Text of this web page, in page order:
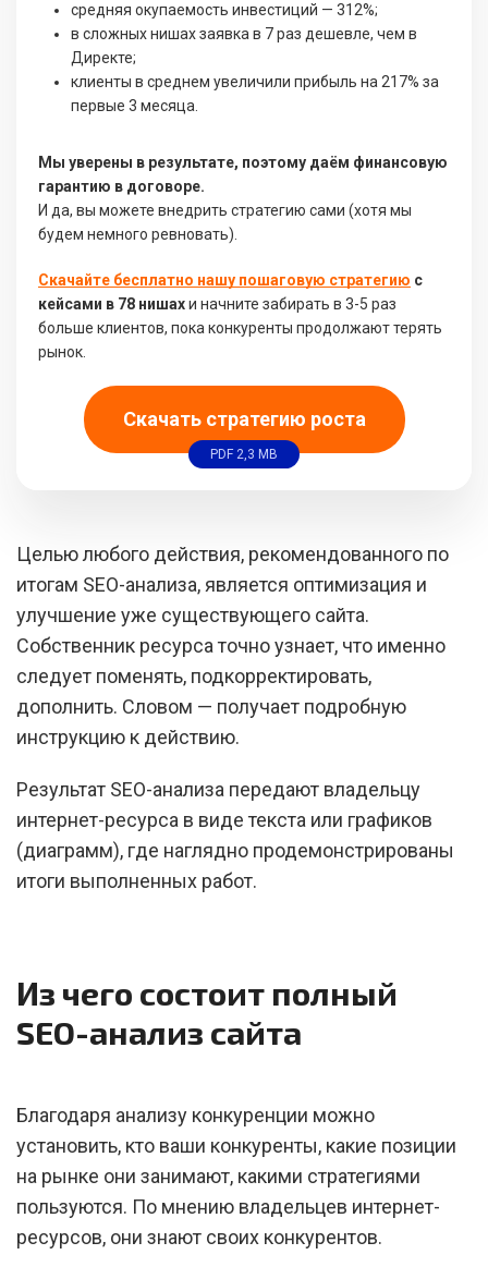
средняя окупаемость инвестиций — 312%;
в сложных нишах заявка в 7 раз дешевле, чем в
Директе;
клиенты в среднем увеличили прибыль на 217% за
первые 3 месяца.
Мы уверены в результате, поэтому даём финансовую
гарантию в договоре.
И да, вы можете внедрить стратегию сами (хотя мы
будем немного ревновать).
Скачайте бесплатно нашу пошаговую стратегию с
кейсами в 78 нишахи начните забирать в 3-5 раз
больше клиентов, пока конкуренты продолжают терять
рынок.
Скачать стратегию роста
PDF 2,3 MB
Целью любого действия, рекомендованного по
итогам SEO-анализа, является оптимизация и
улучшение уже существующего сайта.
Собственник ресурса точно узнает, что именно
следует поменять, подкорректировать,
дополнить. Словом — получает подробную
инструкцию к действию.
Результат SEO-анализа передают владельцу
интернет-ресурса в виде текста или графиков
(диаграмм), где наглядно продемонстрированы
итоги выполненных работ.
Из чего состоит полный
SEO-анализ сайта
Благодаря анализу конкуренции можно
установить, кто ваши конкуренты, какие позиции
на рынке они занимают, какими стратегиями
пользуются. По мнению владельцев интернет-
ресурсов, они знают своих конкурентов.